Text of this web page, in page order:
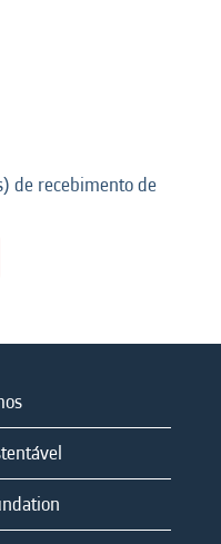
de recebimento de